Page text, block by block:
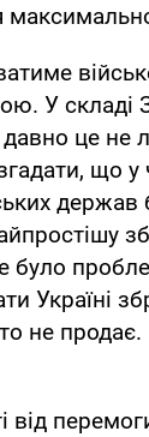
У складі
давно це не
що у
держав
було
Україні
не продає.
від